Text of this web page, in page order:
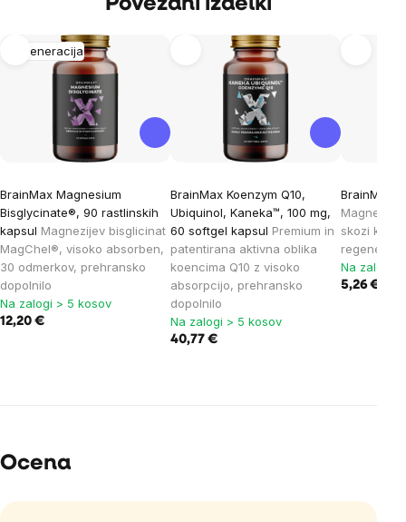
Povezani izdelki
Regeneracija
BrainMax Magnesium
Bisglycinate®, 90 rastlinskih
kapsul Magnezijev bisglicinat
MagChel®, visoko absorben,
30 odmerkov, prehransko
dopolnilo
Na zalogi > 5 kosov
12,20 €
BrainMax Koenzym Q10,
Ubiquinol, Kaneka™, 100 mg,
60 softgel kapsul Premium in
patentirana aktivna oblika
koencima Q10 z visoko
absorpcijo, prehransko
dopolnilo
Na zalogi > 5 kosov
40,77 €
BrainMax
Magnezij,
skozi kožo
Na zalogi
5,26 €
Ocena